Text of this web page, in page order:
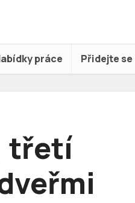
práce Přidejte se
třetí